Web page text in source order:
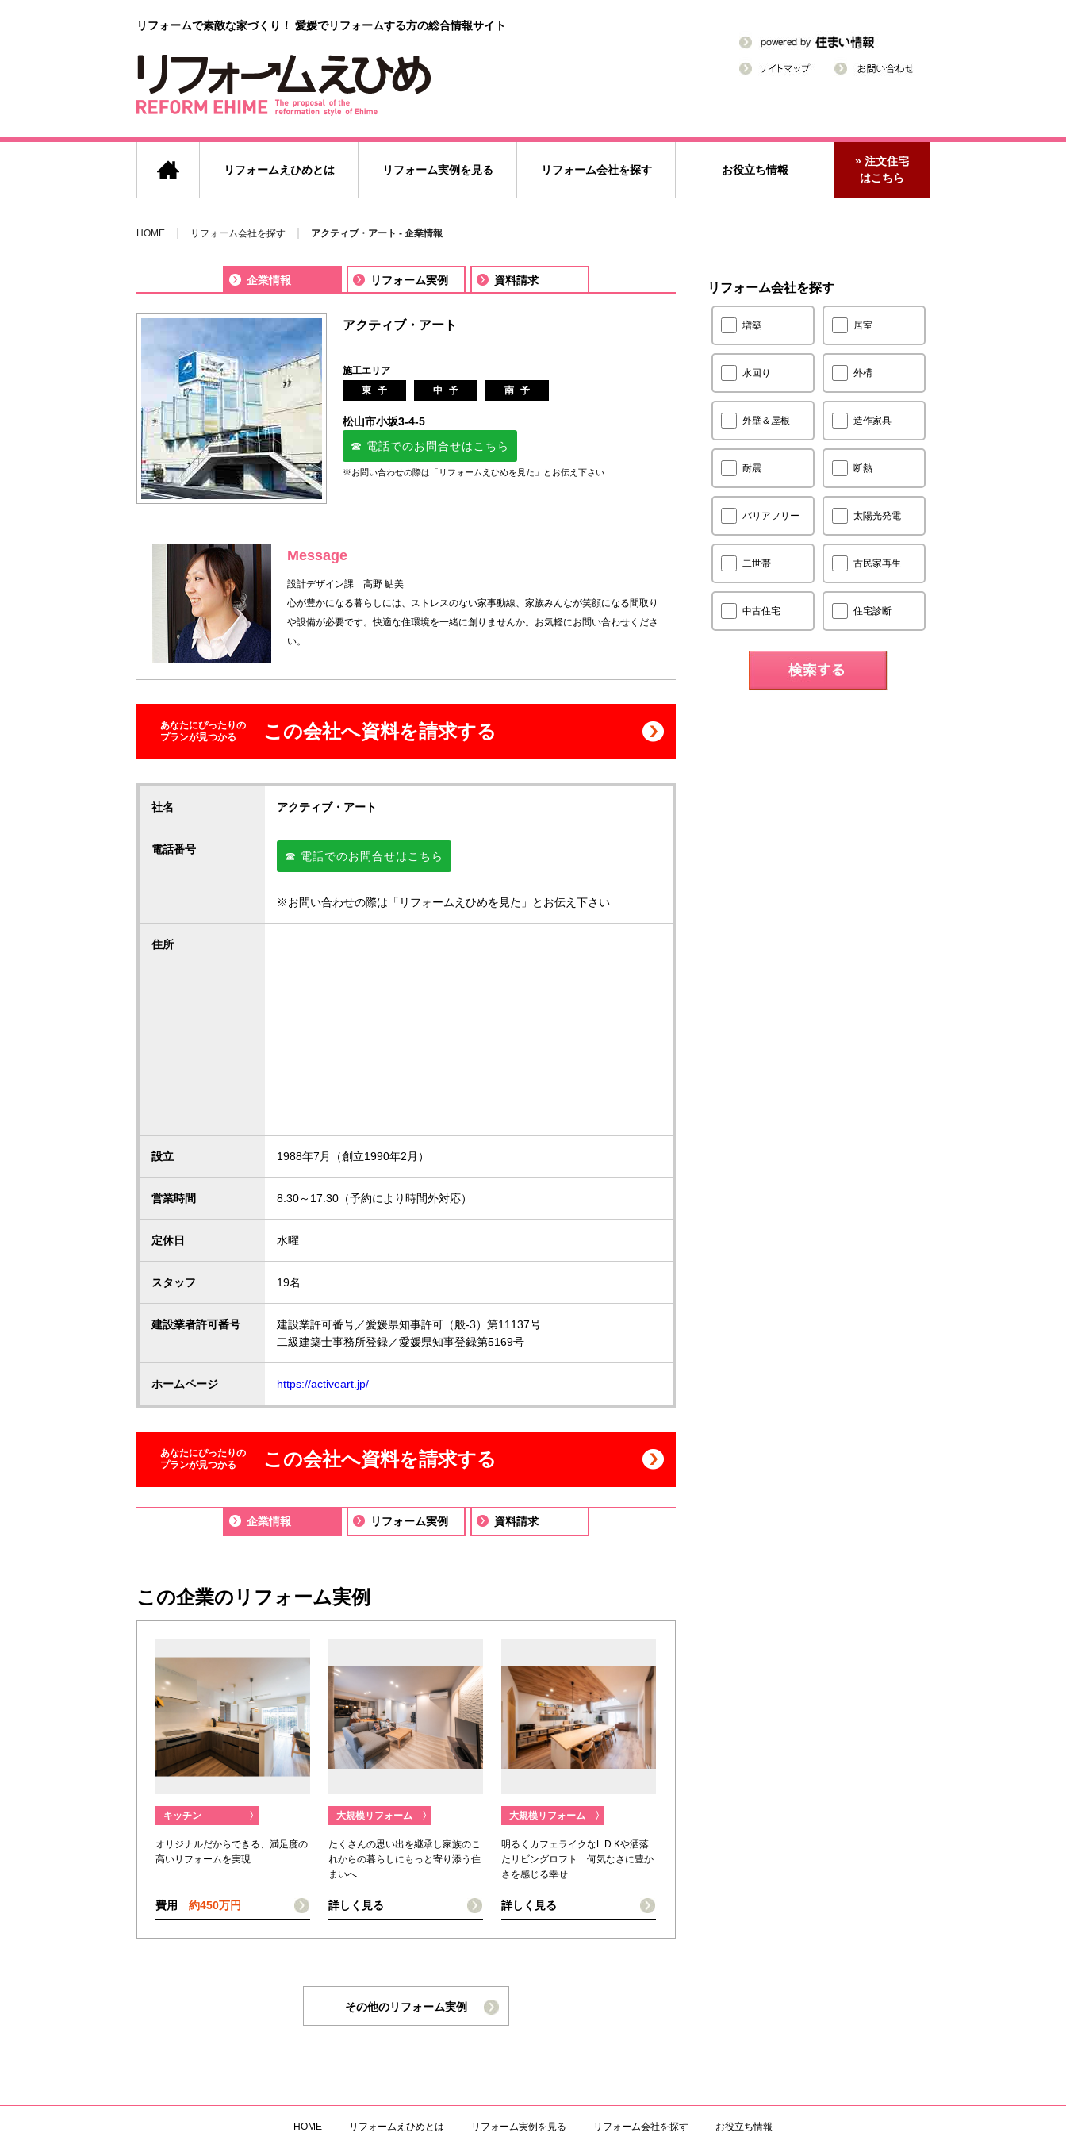
リフォームで素敵な家づくり！ 愛媛でリフォームする方の総合情報サイト
リフォームえひめとは リフォーム実例を見る リフォーム会社を探す お役立ち情報
» 注文住宅
はこちら
HOME リフォーム会社を探す アクティブ・アート - 企業情報
企業情報 リフォーム実例 資料請求
アクティブ・アート
施工エリア
東予
中予 南予
松山市小坂3-4-5
☎ 電話でのお問合せはこちら
※お問い合わせの際は「リフォームえひめを見た」とお伝え下さい
Message
設計デザイン課 高野 鮎美
心が豊かになる暮らしには、ストレスのない家事動線、家族みんなが笑顔になる間取り
や設備が必要です。快適な住環境を一緒に創りませんか。お気軽にお問い合わせくださ
い。
あなたにぴったりの
プランが見つかる
この会社へ資料を請求する
社名 アクティブ・アート
電話番号
☎ 電話でのお問合せはこちら
※お問い合わせの際は「リフォームえひめを見た」とお伝え下さい
住所
設立 1988年7月（創立1990年2月）
営業時間 8:30～17:30（予約により時間外対応）
定休日 水曜
スタッフ 19名
建設業者許可番号
建設業許可番号／愛媛県知事許可（般-3）第11137号
二級建築士事務所登録／愛媛県知事登録第5169号
ホームページ https://activeart.jp/
あなたにぴったりの
プランが見つかる
この会社へ資料を請求する
企業情報 リフォーム実例 資料請求
この企業のリフォーム実例
キッチン 〉
オリジナルだからできる、満足度の
高いリフォームを実現
費用 約450万円
大規模リフォーム 〉
たくさんの思い出を継承し家族のこ
れからの暮らしにもっと寄り添う住
まいへ
詳しく見る
大規模リフォーム 〉
明るくカフェライクなL D Kや洒落
たリビングロフト…何気なさに豊か
さを感じる幸せ
詳しく見る
その他のリフォーム実例
リフォーム会社を探す
増築 居室
水回り 外構
外壁＆屋根 造作家具
耐震 断熱
バリアフリー 太陽光発電
二世帯 古民家再生
中古住宅 住宅診断
HOME リフォームえひめとは リフォーム実例を見る リフォーム会社を探す お役立ち情報